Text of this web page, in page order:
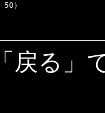
）
戻る」